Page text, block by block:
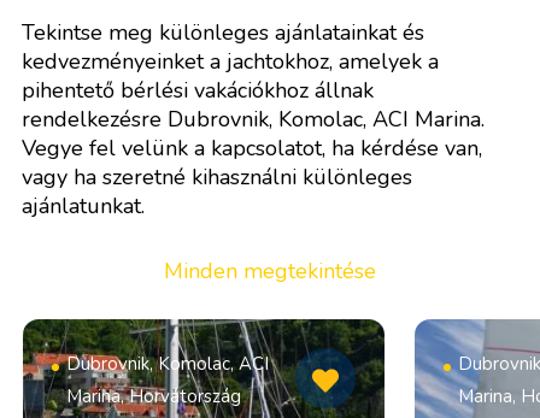
Tekintse meg különleges ajánlatainkat és
kedvezményeinket a jachtokhoz, amelyek a
pihentető bérlési vakációkhoz állnak
rendelkezésre Dubrovnik, Komolac, ACI Marina.
Vegye fel velünk a kapcsolatot, ha kérdése van,
vagy ha szeretné kihasználni különleges
ajánlatunkat.
Minden megtekintése
Dubrovnik, Komolac, ACI
Marina, Horvátország
Marina,